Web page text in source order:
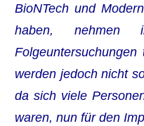
BioNTech und
haben,
werden jedoch nicht
da sich viele
waren, nun für den